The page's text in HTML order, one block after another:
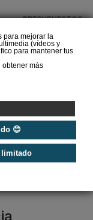
para mejorar la
(vídeos y
para mantener tus
más
😊
limitado
PRESUPUESTOS